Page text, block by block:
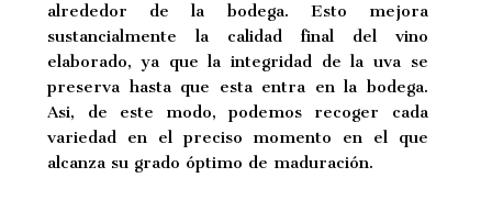
alrededor de la bodega. Esto mejora
sustancialmente la calidad final del vino
elaborado, ya que la integridad de la uva se
preserva hasta que esta entra en la bodega.
Asi, de este modo, podemos recoger cada
variedad en el preciso momento en el que
alcanza su grado óptimo de maduración.